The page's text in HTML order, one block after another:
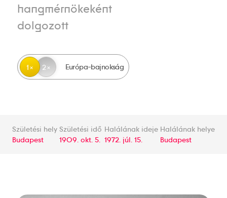
hangmérnökeként
dolgozott
1 2 Európa-bajnokság
Születési hely
Budapest
Születési idő
1909. okt. 5.
Halálának ideje
1972. júl. 15.
Halálának helye
Budapest